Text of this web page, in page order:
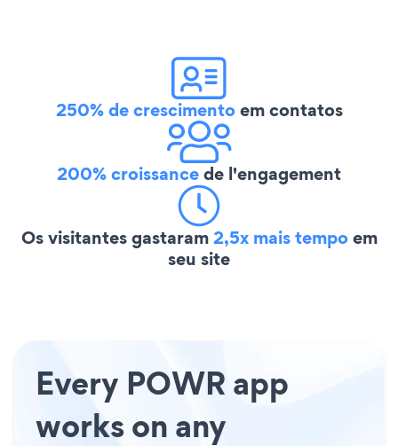
250% de crescimentoem contatos
200% croissancede l'engagement
Os visitantes gastaram2,5x mais tempoem
seu site
Every POWR app
works on any